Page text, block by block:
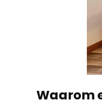
Waarom